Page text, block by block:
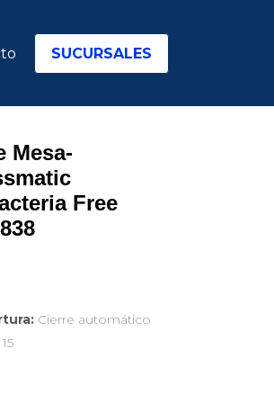
SUCURSALES
Mesa-
Free
Cierre automático